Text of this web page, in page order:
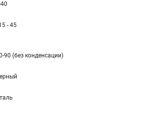
- 45
90 (без конденсации)